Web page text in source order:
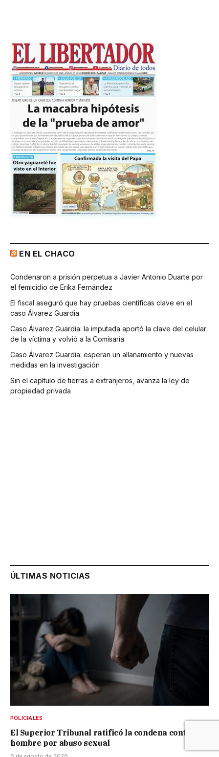
EN EL CHACO
Condenaron a prisión perpetua a Javier Antonio Duarte por
el femicidio de Erika Fernández
El fiscal aseguró que hay pruebas científicas clave en el
caso Álvarez Guardia
Caso Álvarez Guardia: la imputada aportó la clave del celular
de la víctima y volvió a la Comisaría
Caso Álvarez Guardia: esperan un allanamiento y nuevas
medidas en la investigación
Sin el capítulo de tierras a extranjeros, avanza la ley de
propiedad privada
ÚLTIMAS NOTICIAS
POLICIALES
El Superior Tribunal ratificó la condena contra un
hombre por abuso sexual